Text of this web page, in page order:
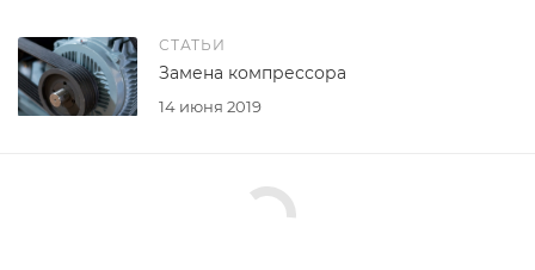
СТАТЬИ
14 июня 2019
Замена компрессора